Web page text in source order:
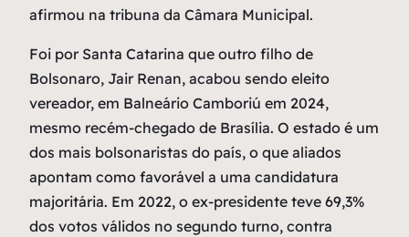
afirmou na tribuna da Câmara Municipal.
Foi por Santa Catarina que outro filho de
Bolsonaro, Jair Renan, acabou sendo eleito
vereador, em Balneário Camboriú em 2024,
mesmo recém-chegado de Brasília. O estado é um
dos mais bolsonaristas do país, o que aliados
apontam como favorável a uma candidatura
majoritária. Em 2022, o ex-presidente teve 69,3%
dos votos válidos no segundo turno, contra